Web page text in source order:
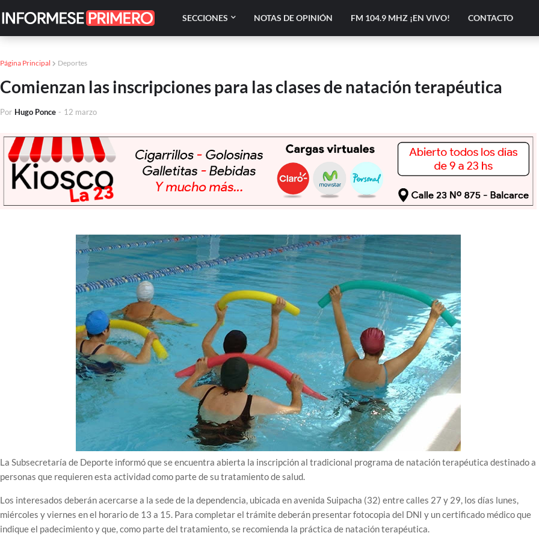
SECCIONES NOTAS DE OPINIÓN FM 104.9 MHZ ¡EN VIVO! CONTACTO
Página Principal Deportes
Comienzan las inscripciones para las clases de natación terapéutica
Por Hugo Ponce - 12 marzo
La Subsecretaría de Deporte informó que se encuentra abierta la inscripción al tradicional programa de natación terapéutica destinado a
personas que requieren esta actividad como parte de su tratamiento de salud.
Los interesados deberán acercarse a la sede de la dependencia, ubicada en avenida Suipacha (32) entre calles 27 y 29, los días lunes,
miércoles y viernes en el horario de 13 a 15. Para completar el trámite deberán presentar fotocopia del DNI y un certificado médico que
indique el padecimiento y que, como parte del tratamiento, se recomienda la práctica de natación terapéutica.